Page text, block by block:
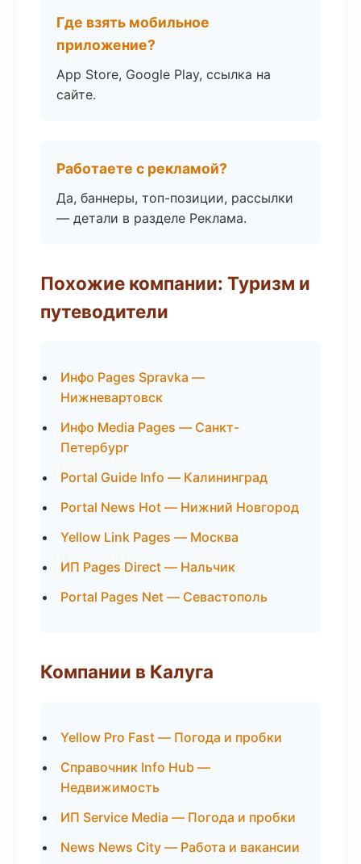
Где взять мобильное
приложение?
App Store, Google Play, ссылка на
сайте.
Работаете с рекламой?
Да, баннеры, топ-позиции, рассылки
— детали в разделе Реклама.
Похожие компании: Туризм и
путеводители
Инфо Pages Spravka —
Нижневартовск
Инфо Media Pages — Санкт-
Петербург
Portal Guide Info — Калининград
Portal News Hot — Нижний Новгород
Yellow Link Pages — Москва
ИП Pages Direct — Нальчик
Portal Pages Net — Севастополь
Компании в Калуга
Yellow Pro Fast — Погода и пробки
Справочник Info Hub —
Недвижимость
ИП Service Media — Погода и пробки
News News City — Работа и вакансии